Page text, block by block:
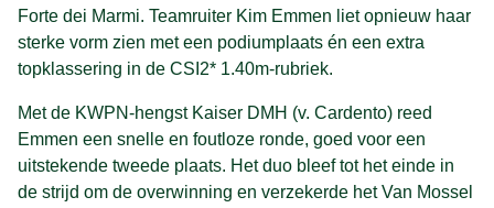
Forte dei Marmi. Teamruiter Kim Emmen liet opnieuw haar
sterke vorm zien met een podiumplaats én een extra
topklassering in de CSI2* 1.40m-rubriek.
Met de KWPN-hengst Kaiser DMH (v. Cardento) reed
Emmen een snelle en foutloze ronde, goed voor een
uitstekende tweede plaats. Het duo bleef tot het einde in
de strijd om de overwinning en verzekerde het Van Mossel